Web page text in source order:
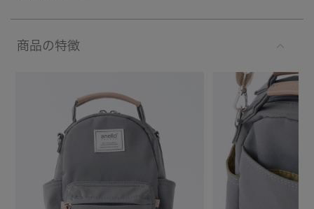
商品の特徴